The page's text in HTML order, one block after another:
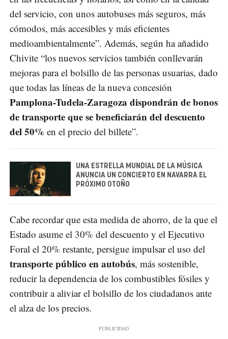
del servicio, con unos autobuses más seguros, más
cómodos, más accesibles y más eficientes
medioambientalmente”. Además, según ha añadido
Chivite “los nuevos servicios también conllevarán
mejoras para el bolsillo de las personas usuarias, dado
que todas las líneas de la nueva concesión
Pamplona-Tudela-Zaragoza dispondrán de bonos
de transporte que se beneficiarán del descuento
del 50% en el precio del billete”.
UNA ESTRELLA MUNDIAL DE LA MÚSICA
ANUNCIA UN CONCIERTO EN NAVARRA EL
PRÓXIMO OTOÑO
Cabe recordar que esta medida de ahorro, de la que el
Estado asume el 30% del descuento y el Ejecutivo
Foral el 20% restante, persigue impulsar el uso del
transporte público en autobús, más sostenible,
reducir la dependencia de los combustibles fósiles y
contribuir a aliviar el bolsillo de los ciudadanos ante
el alza de los precios.